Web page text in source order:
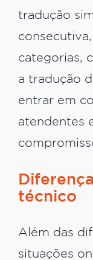
tradução
categorias,
a tradução
entrar em
atendentes
técnico
Além das
situações